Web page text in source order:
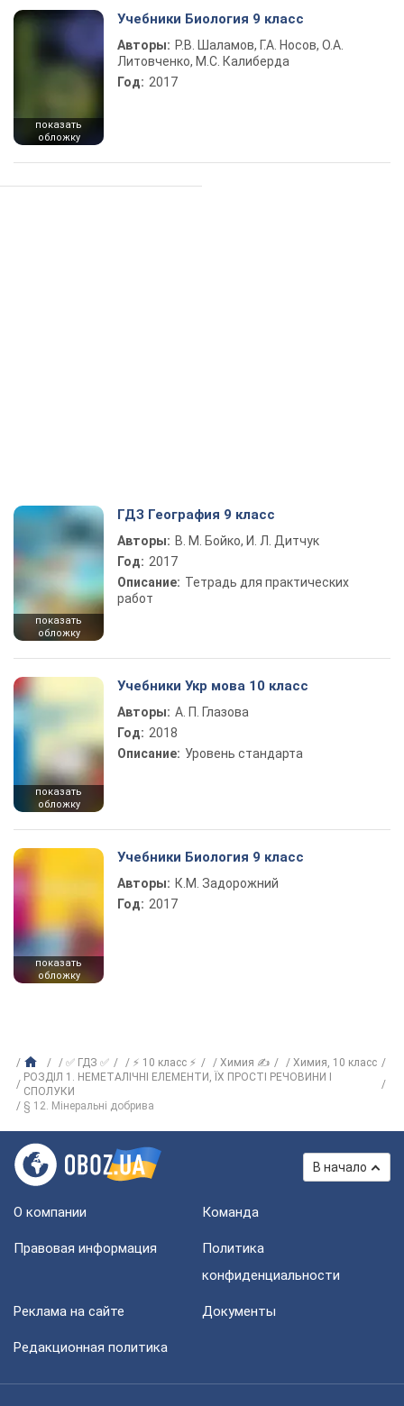
показать
обложку
Учебники Биология 9 класс
Авторы: Р.В. Шаламов, Г.А. Носов, О.А.
Литовченко, М.С. Калиберда
Год: 2017
показать
обложку
ГДЗ География 9 класс
Авторы: В. М. Бойко, И. Л. Дитчук
Год: 2017
Описание: Тетрадь для практических
работ
показать
обложку
Учебники Укр мова 10 класс
Авторы: А. П. Глазова
Год: 2018
Описание: Уровень стандарта
показать
обложку
Учебники Биология 9 класс
Авторы: К.М. Задорожний
Год: 2017
✅ ГДЗ ✅ ⚡ 10 класс ⚡ Химия ✍
Химия, 10 класс
РОЗДІЛ 1. НЕМЕТАЛІЧНІ ЕЛЕМЕНТИ, ЇХ ПРОСТІ РЕЧОВИНИ І
СПОЛУКИ
§ 12. Мінеральні добрива
В начало
О компании Команда
Правовая информация
Политика
конфиденциальности
Реклама на сайте Документы
Редакционная политика